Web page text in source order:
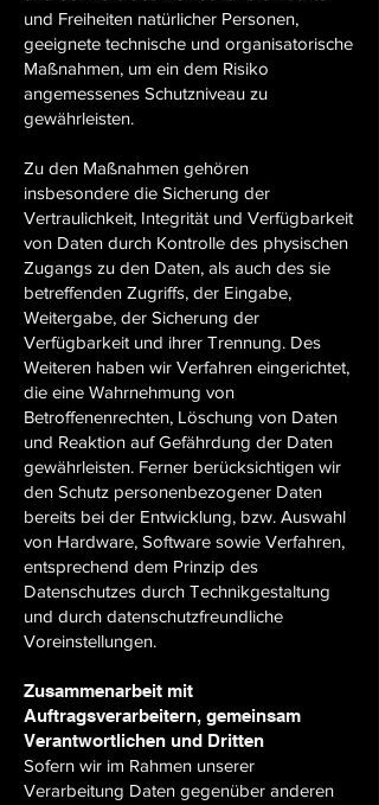
und Freiheiten natürlicher Personen,
geeignete technische und organisatorische
Maßnahmen, um ein dem Risiko
angemessenes Schutzniveau zu
gewährleisten.
Zu den Maßnahmen gehören
insbesondere die Sicherung der
Vertraulichkeit, Integrität und Verfügbarkeit
von Daten durch Kontrolle des physischen
Zugangs zu den Daten, als auch des sie
betreffenden Zugriffs, der Eingabe,
Weitergabe, der Sicherung der
Verfügbarkeit und ihrer Trennung. Des
Weiteren haben wir Verfahren eingerichtet,
die eine Wahrnehmung von
Betroffenenrechten, Löschung von Daten
und Reaktion auf Gefährdung der Daten
gewährleisten. Ferner berücksichtigen wir
den Schutz personenbezogener Daten
bereits bei der Entwicklung, bzw. Auswahl
von Hardware, Software sowie Verfahren,
entsprechend dem Prinzip des
Datenschutzes durch Technikgestaltung
und durch datenschutzfreundliche
Voreinstellungen.
Zusammenarbeit mit
Auftragsverarbeitern, gemeinsam
Verantwortlichen und Dritten
Sofern wir im Rahmen unserer
Verarbeitung Daten gegenüber anderen